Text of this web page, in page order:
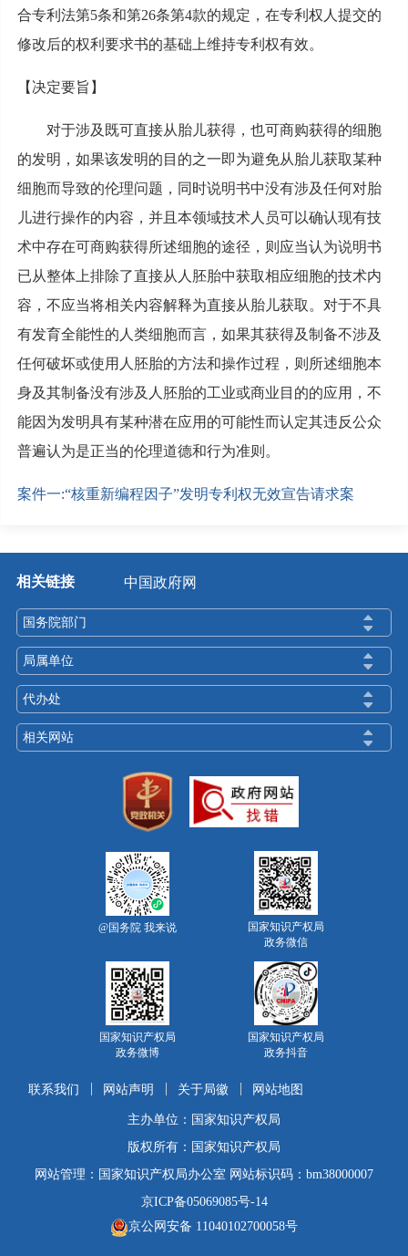
合专利法第5条和第26条第4款的规定，在专利权人提交的
修改后的权利要求书的基础上维持专利权有效。
【决定要旨】
对于涉及既可直接从胎儿获得，也可商购获得的细胞
的发明，如果该发明的目的之一即为避免从胎儿获取某种
细胞而导致的伦理问题，同时说明书中没有涉及任何对胎
儿进行操作的内容，并且本领域技术人员可以确认现有技
术中存在可商购获得所述细胞的途径，则应当认为说明书
已从整体上排除了直接从人胚胎中获取相应细胞的技术内
容，不应当将相关内容解释为直接从胎儿获取。对于不具
有发育全能性的人类细胞而言，如果其获得及制备不涉及
任何破坏或使用人胚胎的方法和操作过程，则所述细胞本
身及其制备没有涉及人胚胎的工业或商业目的的应用，不
能因为发明具有某种潜在应用的可能性而认定其违反公众
普遍认为是正当的伦理道德和行为准则。
案件一:“核重新编程因子”发明专利权无效宣告请求案
相关链接 中国政府网
国务院部门
局属单位
代办处
相关网站
@国务院 我来说
国家知识产权局
政务微信
国家知识产权局
政务微博
国家知识产权局
政务抖音
联系我们 网站声明 关于局徽 网站地图
主办单位：国家知识产权局
版权所有：国家知识产权局
网站管理：国家知识产权局办公室 网站标识码：bm38000007
京ICP备05069085号-14
京公网安备 11040102700058号